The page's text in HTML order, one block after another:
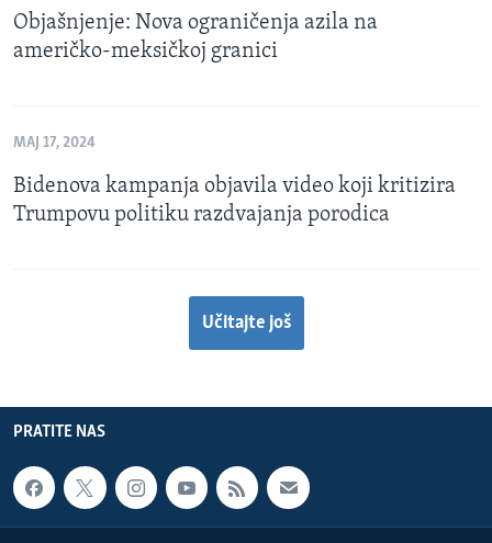
Objašnjenje: Nova ograničenja azila na
američko-meksičkoj granici
MAJ 17, 2024
Bidenova kampanja objavila video koji kritizira
Trumpovu politiku razdvajanja porodica
Učitajte još
PRATITE NAS